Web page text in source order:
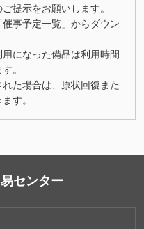
提示をお願いします。
事予定一覧」からダウン
になった備品は利用時間
。
た場合は、原状回復また
す。
センター